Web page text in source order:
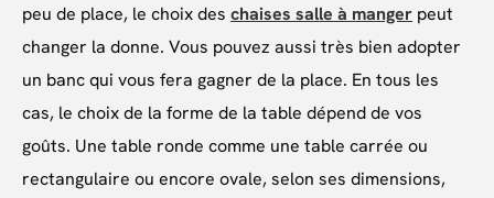
peu de place, le choix des chaises salle à manger peut
changer la donne. Vous pouvez aussi très bien adopter
un banc qui vous fera gagner de la place. En tous les
cas, le choix de la forme de la table dépend de vos
goûts. Une table ronde comme une table carrée ou
rectangulaire ou encore ovale, selon ses dimensions,